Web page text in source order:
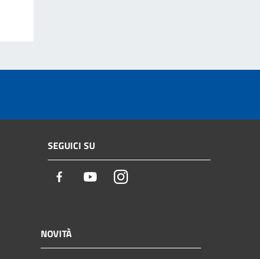
SEGUICI SU
Facebook YoutubeInstagram
NOVITÀ